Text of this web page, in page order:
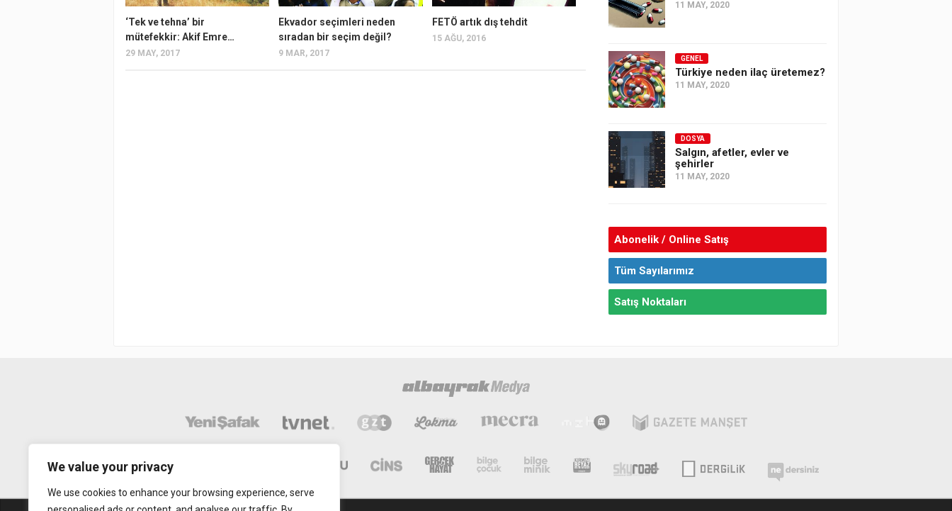
We value your privacy
We use cookies to enhance your browsing experience, serve
‘Tek ve tehna’ bir
mütefekkir: Akif Emre…
29 MAY, 2017
Ekvador seçimleri neden
sıradan bir seçim değil?
9 MAR, 2017
FETÖ artık dış tehdit
15 AĞU, 2016
11 MAY, 2020
GENEL
Türkiye neden ilaç üretemez?
11 MAY, 2020
DOSYA
Salgın, afetler, evler ve
şehirler
11 MAY, 2020
Abonelik / Online Satış
Tüm Sayılarımız
Satış Noktaları